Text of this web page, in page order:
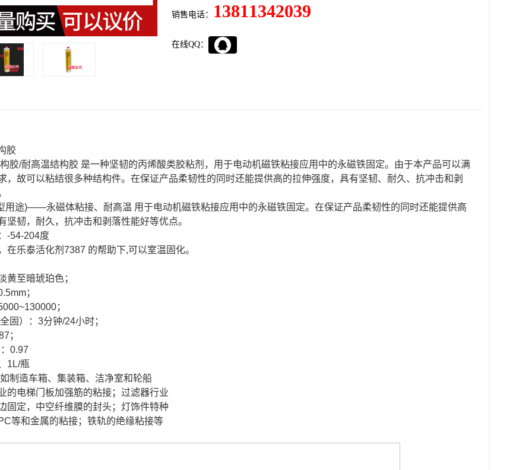
销售电话： 13811342039
在线QQ：
胶
胶/耐高温结构胶 是一种坚韧的丙烯酸类胶粘剂，用于电动机磁铁粘接应用中的永磁铁固定。由于本产品可以满
，故可以粘结很多种结构件。在保证产品柔韧性的同时还能提供高的拉伸强度，具有坚韧、耐久、抗冲击和剥
用途)——永磁体粘接、耐高温 用于电动机磁铁粘接应用中的永磁铁固定。在保证产品柔韧性的同时还能提供高
坚韧，耐久，抗冲击和剥落性能好等优点。
-54-204度
在乐泰活化剂7387 的帮助下,可以室温固化。
黄至暗琥珀色；
；
；
固）：3分钟/24小时；
；
0.97
1L/瓶
制造车箱、集装箱、洁净室和轮船
的电梯门板加强筋的粘接；过滤器行业
固定，中空纤维膜的封头；灯饰件特种
等和金属的粘接；铁轨的绝缘粘接等